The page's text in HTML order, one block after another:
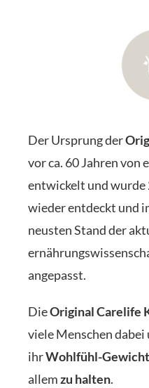
Der Ursprung der
vor ca. 60 Jahren von
entwickelt und wurde
wieder entdeckt und
neusten Stand der
angepasst.
DieOriginal Carelife
viele Menschen
ihrWohlfühl-
allemzu halten.